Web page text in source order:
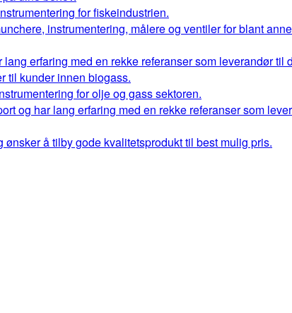
for fiskeindustrien.
instrumentering, målere og ventiler for blant
erfaring med en rekke referanser som leverandør til
til kunder innen biogass.
for olje og gass sektoren.
og har lang erfaring med en rekke referanser som
å tilby gode kvalitetsprodukt til best mulig pris.